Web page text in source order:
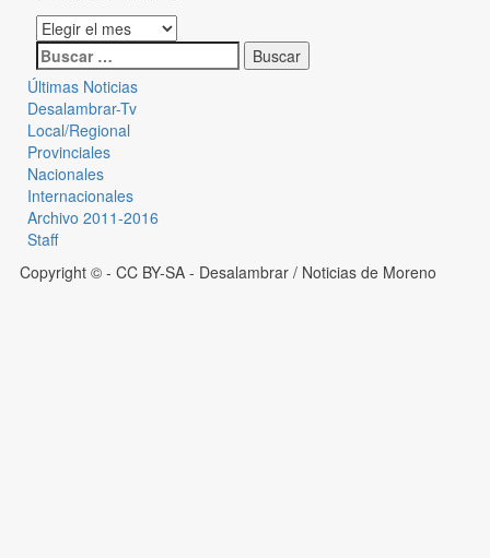
Últimas Noticias
Desalambrar-Tv
Local/Regional
Provinciales
Nacionales
Internacionales
Archivo 2011-2016
Staff
Copyright © - CC BY-SA - Desalambrar / Noticias de Moreno